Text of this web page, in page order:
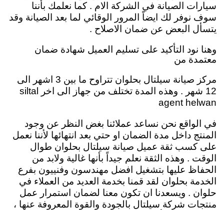
سيارات الصيانة في الشركة الام . كما نعلمك بأننا
سوف نوفر لك ايضاً المرور الوقائي لما بعد الصيانة وقد
يتسأل البعض عن ضمان الاصلاح .
وهنا نود التأكيد على تسليم العميل شهادة ضمان
معتمدة من
مركز صيانة سيلتال بحلوان تتراوح ما بين 3 اشهر الى
12 شهر . وهذه المدة تختلف من جهاز الى اخر siltal
agent helwan
في الواقع نحن نساعد عملائنا بغض النظر عن وجود
المنتج داخل مدة الضمان او حتي بعد انتهائها لأننا نعمل
على كسب ثقة عميل صيانة سيلتال بحلوان طوال
الوقت . وهذه الثقة نعلم جيداً بأنها غالية ولابد من
الحفاظ عليها بتشغيل افضل مهندسون وفنييون بفرع
الخدمة بحلوان لقد قمنا بخدمة العديد من العملاء في
حلوان . ويسعدنا ان تكون معنا لضمان استمرار عمل
منتجات شركة سيلتال بالجودة والقوة المعروفة عنها ،